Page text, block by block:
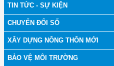
TIN TỨC - SỰ KIỆN
CHUYỂN ĐỔI SỐ
XÂY DỰNG NÔNG THÔN MỚI
BẢO VỆ MÔI TRƯỜNG